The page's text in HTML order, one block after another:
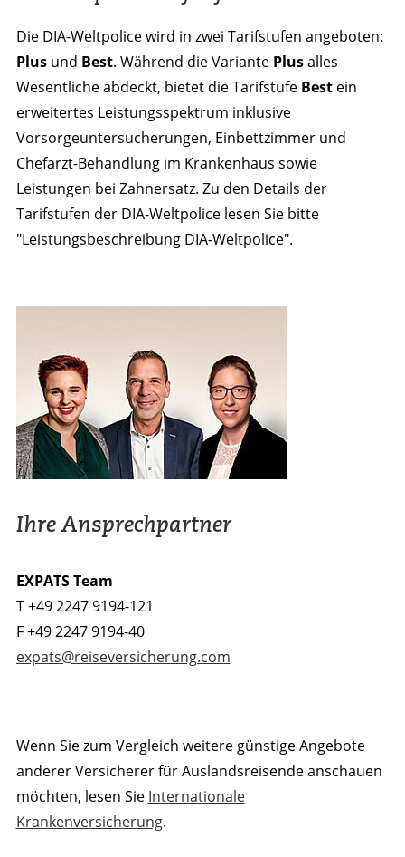
Die DIA-Weltpolice wird in zwei Tarifstufen angeboten:
Plus und Best. Während die Variante Plusalles
Wesentliche abdeckt, bietet die Tarifstufe Best ein
erweitertes Leistungsspektrum inklusive
Vorsorgeuntersucherungen, Einbettzimmer und
Chefarzt-Behandlung im Krankenhaus sowie
Leistungen bei Zahnersatz. Zu den Details der
Tarifstufen der DIA-Weltpolice lesen Sie bitte
"Leistungsbeschreibung DIA-Weltpolice".
Ihre Ansprechpartner
EXPATS Team
T +49 2247 9194-121
F +49 2247 9194-40
expats@reiseversicherung.com
Wenn Sie zum Vergleich weitere günstige Angebote
anderer Versicherer für Auslandsreisende anschauen
möchten, lesen Sie Internationale
Krankenversicherung.